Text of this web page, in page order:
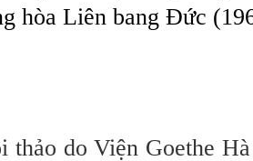
hòa Liên bang Đức
thảo do Viện Goethe